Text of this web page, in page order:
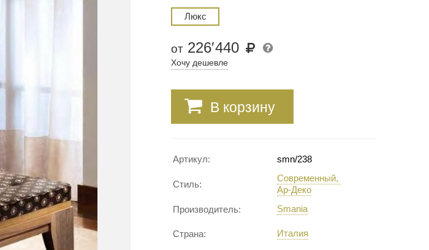
Люкс
от 226′440
Хочу дешевле
В корзину
Артикул: smn/238
Стиль:
Современный
Ар-Деко
Производитель:
Smania
Страна: Италия